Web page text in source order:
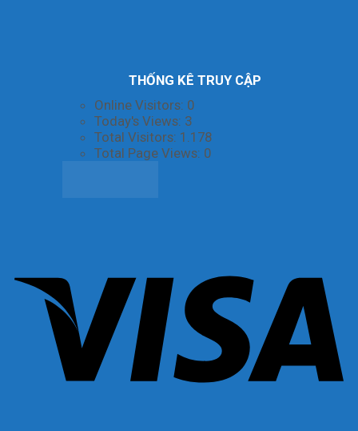
THỐNG KÊ TRUY CẬP
Online Visitors: 0
Today's Views: 3
Total Visitors: 1.178
Total Page Views: 0